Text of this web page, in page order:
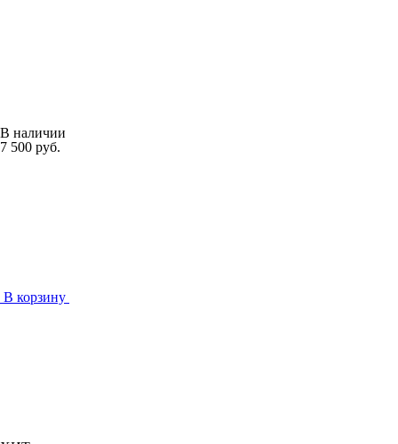
В наличии
7 500 руб.
В корзину